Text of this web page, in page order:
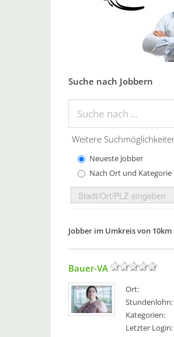
Suche nach Jobbern
Weitere
Neueste Jobber
Nach Ort und Kategorie
Stadt/Ort/PLZ eingeben
Jobber im Umkreis von
Bauer-VA
Ort:
Stundenlohn:
Kategorien:
Letzter Login: